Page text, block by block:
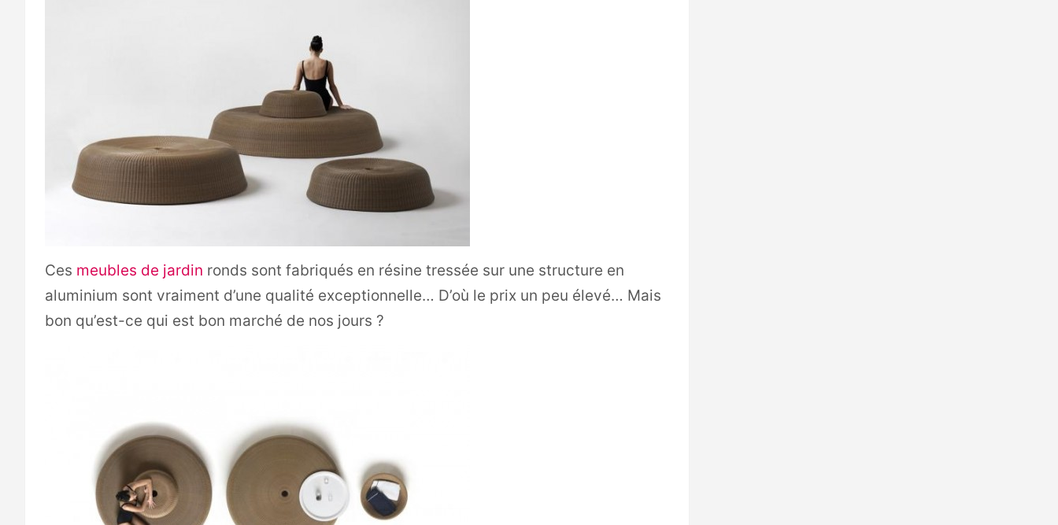
Ces meubles de jardin ronds sont fabriqués en résine tressée sur une structure en
aluminium sont vraiment d’une qualité exceptionnelle… D’où le prix un peu élevé… Mais
bon qu’est-ce qui est bon marché de nos jours ?